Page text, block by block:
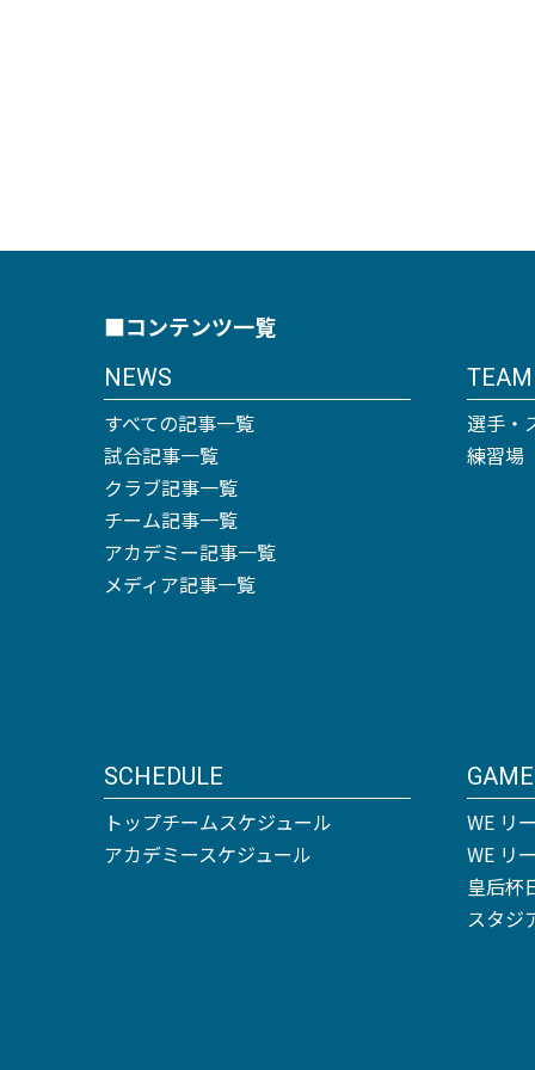
■コンテンツ一覧
NEWS
すべての記事一覧
試合記事一覧
クラブ記事一覧
チーム記事一覧
アカデミー記事一覧
メディア記事一覧
SCHEDULE
トップチームスケジュール
アカデミースケジュール
TEAM
選手・
練習場
GAME
WE リ
WE リ
皇后杯
スタジ